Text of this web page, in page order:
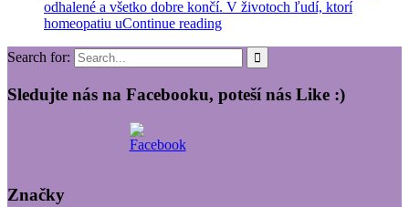
odhalené a všetko dobre končí. V životoch ľudí, ktorí
homeopatiu uContinue reading
Search for:
Sledujte nás na Facebooku, poteší nás Like :)
Značky